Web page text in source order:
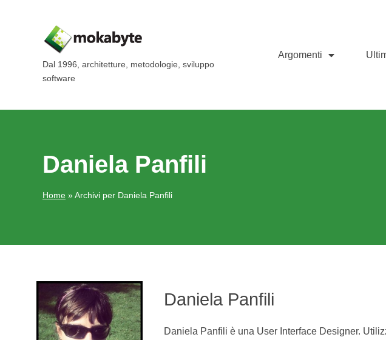
Dal 1996, architetture, metodologie, sviluppo
software
Argomenti
Daniela Panfili
Home » Archivi per Daniela Panfili
Daniela Panfili
Daniela Panfili è una User Interface Designer.